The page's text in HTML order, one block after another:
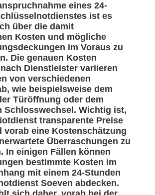
eines 24-
ist es
über die damit
Kosten und mögliche
im Voraus zu
Die genauen Kosten
Dienstleister variieren
von verschiedenen
wie beispielsweise dem
Türöffnung oder dem
Schlosswechsel. Wichtig ist,
transparente Preise
vorab eine Kostenschätzung
Überraschungen zu
In einigen Fällen können
bestimmte Kosten im
mit einem 24-Stunden
Soeven abdecken.